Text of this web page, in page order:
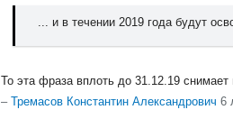
... и в течении 2019 года будут
То эта фраза вплоть до 31.12.19 снимает
– Тремасов Константин Александрович 6